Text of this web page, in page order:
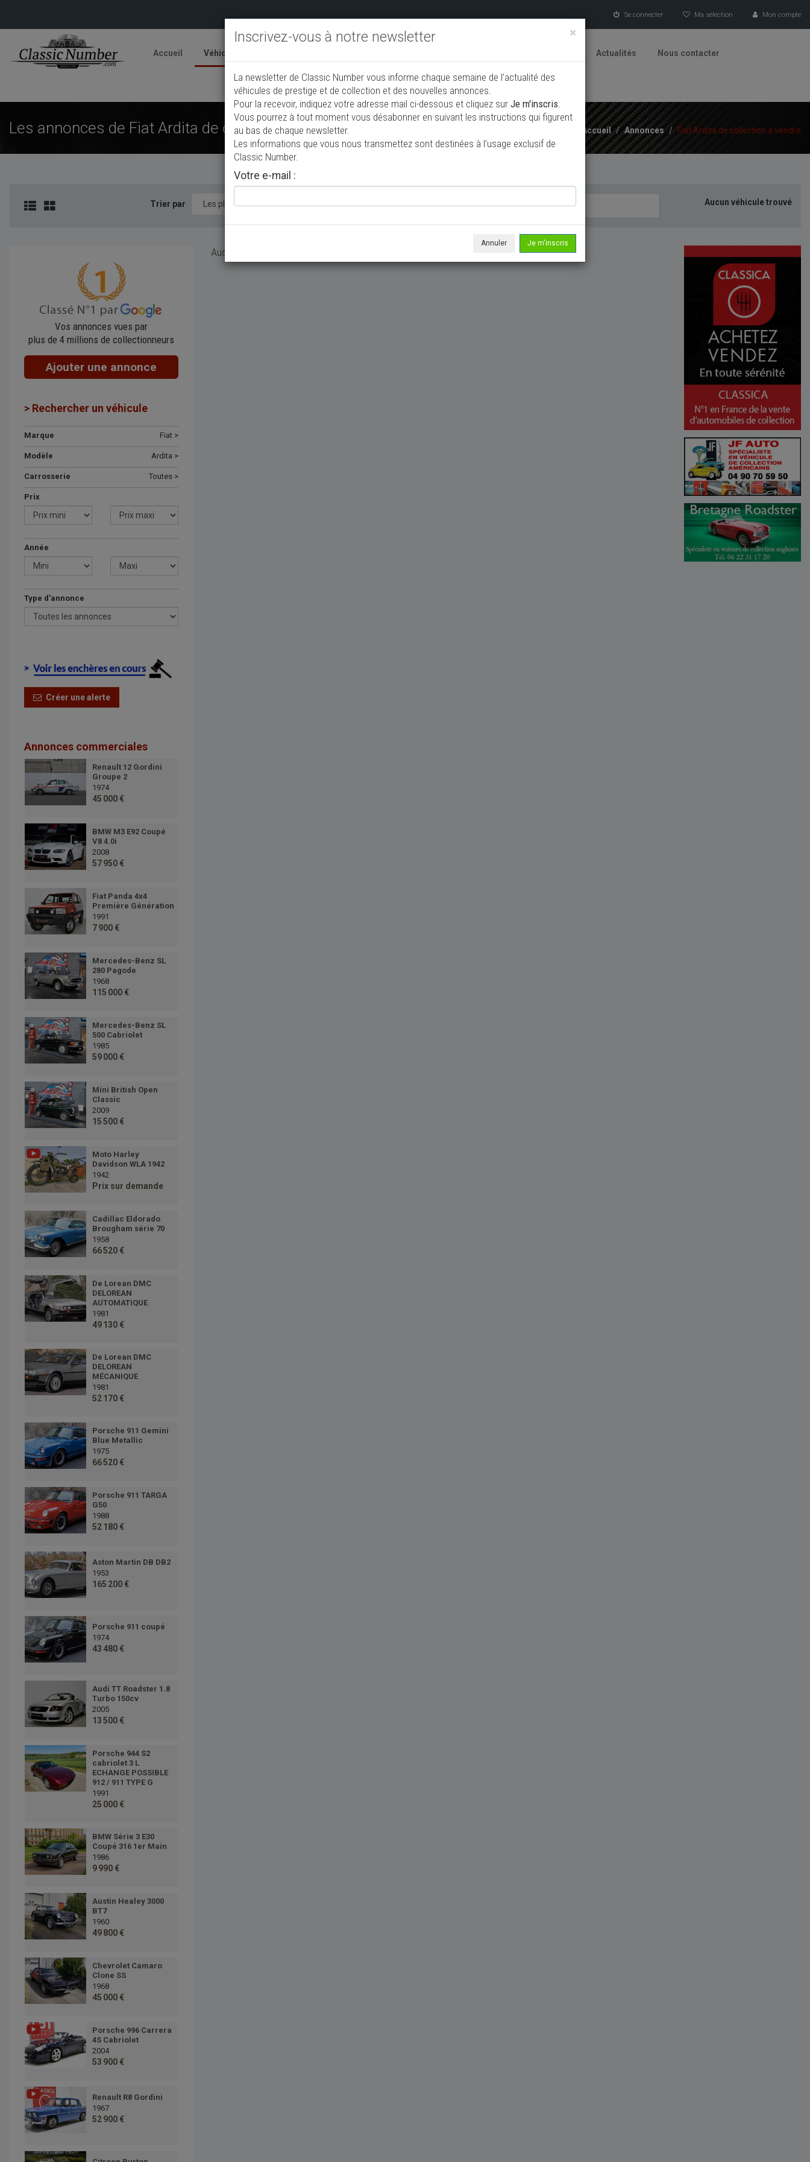
Se connecter Ma sélection Mon compte
Accueil Véhicules Actualités Nous contacter
Ajouter une annonce
Les annonces de Fiat Ardita de collection à vendre Accueil / Annonces / Fiat Ardita de collection à vendre
Trier par Aucun véhicule trouvé
Vos annonces vues par
plus de 4 millions de collectionneurs
Ajouter une annonce
> Rechercher un véhicule
Marque Fiat >
Modèle Ardita >
Carrosserie Toutes >
Prix
Année
Type d'annonce
Créer une alerte
Annonces commerciales
Renault 12 Gordini
Groupe 2
1974
45 000 €
BMW M3 E92 Coupé
V8 4.0i
2008
57 950 €
Fiat Panda 4x4
Première Génération
1991
7 900 €
Mercedes-Benz SL
280 Pagode
1968
115 000 €
Mercedes-Benz SL
500 Cabriolet
1985
59 000 €
Mini British Open
Classic
2009
15 500 €
Moto Harley
Davidson WLA 1942
1942
Prix sur demande
Cadillac Eldorado
Brougham série 70
1958
66 520 €
De Lorean DMC
DELOREAN
AUTOMATIQUE
1981
49 130 €
De Lorean DMC
DELOREAN
MÉCANIQUE
1981
52 170 €
Porsche 911 Gemini
Blue Metallic
1975
66 520 €
Porsche 911 TARGA
G50
1988
52 180 €
Aston Martin DB DB2
1953
165 200 €
Porsche 911 coupé
1974
43 480 €
Audi TT Roadster 1.8
Turbo 150cv
2005
13 500 €
Porsche 944 S2
cabriolet 3 L
ECHANGE POSSIBLE
912 / 911 TYPE G
1991
25 000 €
BMW Série 3 E30
Coupé 316 1er Main
1986
9 990 €
Austin Healey 3000
BT7
1960
49 800 €
Chevrolet Camaro
Clone SS
1968
45 000 €
Porsche 996 Carrera
4S Cabriolet
2004
53 900 €
Renault R8 Gordini
1967
52 900 €
Aucun véhicule ne correspond à votre recherche, veuillez modifier vos critères de recherche...
×
Inscrivez-vous à notre newsletter
La newsletter de Classic Number vous informe chaque semaine de l’actualité des
véhicules de prestige et de collection et des nouvelles annonces.
Pour la recevoir, indiquez votre adresse mail ci-dessous et cliquez sur Je m'inscris.
Vous pourrez à tout moment vous désabonner en suivant les instructions qui figurent
au bas de chaque newsletter.
Les informations que vous nous transmettez sont destinées à l’usage exclusif de
Classic Number.
Votre e-mail :
Annuler Je m'inscris